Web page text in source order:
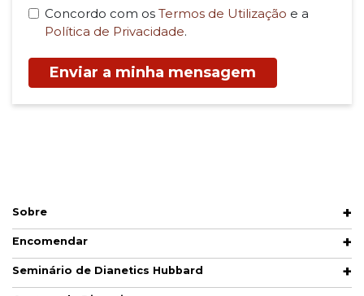
Concordo com os Termos de Utilização e a
Política de Privacidade.
Enviar a minha mensagem
Sobre
Encomendar
Seminário de Dianetics Hubbard